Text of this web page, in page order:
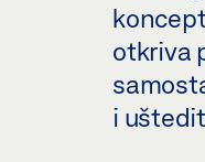
otkriva
i